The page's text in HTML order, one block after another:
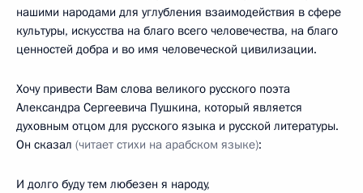
нашими народами для углубления взаимодействия в сфере
культуры, искусства на благо всего человечества, на благо
ценностей добра и во имя человеческой цивилизации.
Хочу привести Вам слова великого русского поэта
Александра Сергеевича Пушкина, который является
духовным отцом для русского языка и русской литературы.
Он сказал (читает стихи на арабском языке):
И долго буду тем любезен я народу,